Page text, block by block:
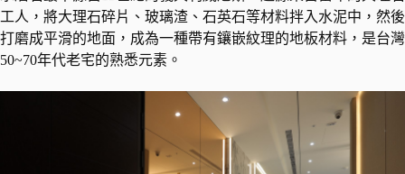
工人，將大理石碎片、玻璃渣、石英石等材料拌入水泥中，然後
打磨成平滑的地面，成為一種帶有鑲嵌紋理的地板材料，是台灣
50~70年代老宅的熟悉元素。